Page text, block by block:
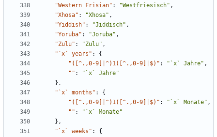
"Western Frisian" : "Westfriesisch" ,
"Xhosa" : "Xhosa" ,
"Yiddish" : "Jiddisch" ,
"Yoruba" : "Joruba" ,
"Zulu" : "Zulu" ,
"`x` years" :
{
"([^.,0-9]|^)1([^.,0-9]|$)" : "`x` Jahre" ,
"" :
"`x` Jahre"
},
"`x` months" :
{
"([^.,0-9]|^)1([^.,0-9]|$)" : "`x` Monate" ,
"" :
"`x` Monate"
},
"`x` weeks" :
{